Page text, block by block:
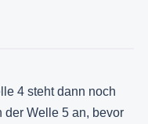
4 steht dann noch
der Welle 5 an, bevor